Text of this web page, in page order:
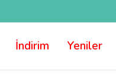
İndirim Yeniler